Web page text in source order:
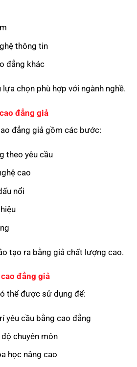
thông tin
đẳng khác
lựa chọn phù hợp với ngành nghề.
đẳng giả
đẳng giả gồm các bước:
theo yêu cầu
cao
nổi
tạo ra bằng giả chất lượng cao.
đẳng giả
thể được sử dụng để:
yêu cầu bằng cao đẳng
chuyên môn
học nâng cao